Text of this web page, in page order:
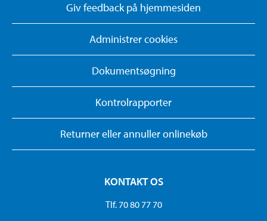
Giv feedback på hjemmesiden
Administrer cookies
Dokumentsøgning
Kontrolrapporter
Returner eller annuller onlinekøb
KONTAKT OS
Tlf. 70 80 77 70